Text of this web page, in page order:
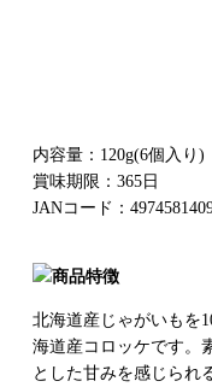
内容量：120g(6個入り)
賞味期限：365日
JANコード：
北海道産じゃがいもを
海道産コロッケです。
とした甘みを感じられ